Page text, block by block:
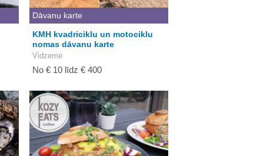
Dāvanu karte
KMH kvadriciklu un motociklu
nomas dāvanu karte
Vidzeme
No € 10 līdz € 400